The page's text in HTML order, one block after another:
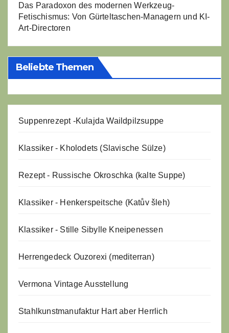
Das Paradoxon des modernen Werkzeug-
Fetischismus: Von Gürteltaschen-Managern und KI-
Art-Directoren
Beliebte Themen
Suppenrezept -Kulajda Waildpilzsuppe
Klassiker - Kholodets (Slavische Sülze)
Rezept - Russische Okroschka (kalte Suppe)
Klassiker - Henkerspeitsche (Katův šleh)
Klassiker - Stille Sibylle Kneipenessen
Herrengedeck Ouzorexi (mediterran)
Vermona Vintage Ausstellung
Stahlkunstmanufaktur Hart aber Herrlich